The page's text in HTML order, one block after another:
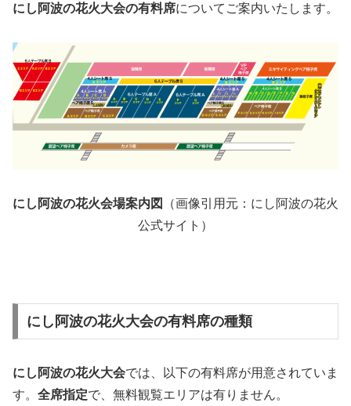
にし阿波の花火大会の有料席についてご案内いたします。
にし阿波の花火会場案内図
（画像引用元：にし阿波の花火
公式サイト）
にし阿波の花火大会の有料席の種類
にし阿波の花火大会では、以下の有料席が用意されていま
す。 全席指定で、無料観覧エリアは有りません。